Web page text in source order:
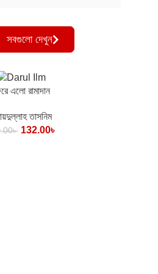
সবগুলো দেখুন
এলো রামাদান
তাসনিম
৳ 132.00৳